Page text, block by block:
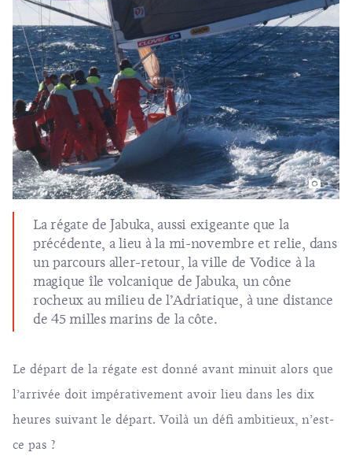
La régate de Jabuka, aussi exigeante que la
précédente, a lieu à la mi-novembre et relie, dans
un parcours aller-retour, la ville deVodice à la
magique île volcanique de Jabuka, un cône
rocheux au milieu de l’Adriatique, à une distance
de 45 milles marins de la côte.
Le départ de la régate est donné avant minuit alors que
l’arrivée doit impérativement avoir lieu dans les dix
heures suivant le départ. Voilà un défi ambitieux, n’est-
ce pas ?